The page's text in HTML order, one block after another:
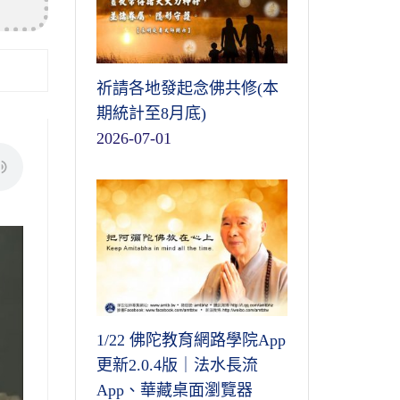
祈請各地發起念佛共修(本
期統計至8月底)
2026-07-01
1/22 佛陀教育網路學院App
更新2.0.4版｜法水長流
App、華藏桌面瀏覽器